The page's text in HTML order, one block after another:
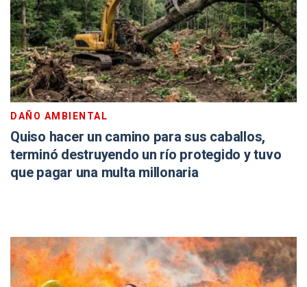
DAÑO AMBIENTAL
Quiso hacer un camino para sus caballos,
terminó destruyendo un río protegido y tuvo
que pagar una multa millonaria